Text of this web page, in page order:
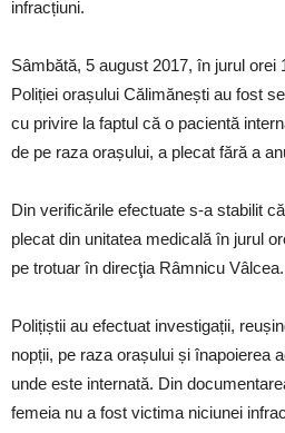
infracțiuni.
Sâmbătă, 5 august 2017, în jurul orei
Poliției orașului Călimănești au fost
cu privire la faptul că o pacientă
de pe raza orașului, a plecat fără a
Din verificările efectuate s-a stabilit
plecat din unitatea medicală în jurul
pe trotuar în direcţia Râmnicu Vâlcea.
Polițiștii au efectuat investigații,
nopții, pe raza orașului și înapoierea
unde este internată. Din
femeia nu a fost victima niciunei